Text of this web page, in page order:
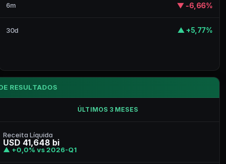
6m ▼ -6,66%
30d ▲ +5,77%
RESULTADOS
ÚLTIMOS 3 MESES
Receita Líquida
USD 41,648 bi
▲ +0,0% vs 2026-Q1